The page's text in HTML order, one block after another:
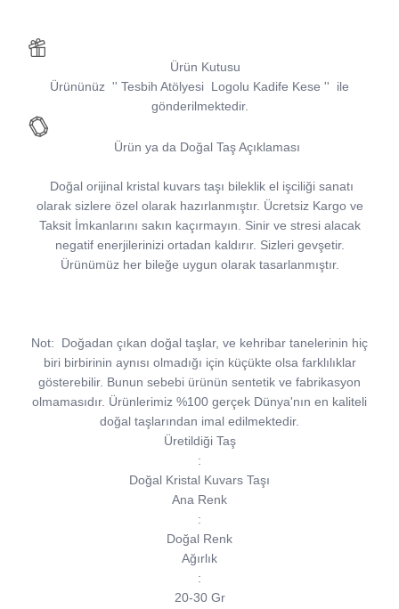
Ürün Kutusu
Ürününüz '' Tesbih Atölyesi Logolu Kadife Kese ''
ile
gönderilmektedir.
Ürün ya da Doğal Taş Açıklaması
Doğal orijinal kristal kuvars taşı bileklik el işciliği sanatı
olarak sizlere özel olarak hazırlanmıştır. Ücretsiz Kargo ve
Taksit İmkanlarını sakın kaçırmayın. Sinir ve stresi alacak
negatif enerjilerinizi ortadan kaldırır. Sizleri gevşetir.
Ürünümüz her bileğe uygun olarak tasarlanmıştır.
Not: Doğadan çıkan doğal taşlar, ve kehribar tanelerinin hiç
biri birbirinin aynısı olmadığı için küçükte olsa farklılıklar
gösterebilir. Bunun sebebi ürünün sentetik ve fabrikasyon
olmamasıdır. Ürünlerimiz %100 gerçek Dünya'nın en kaliteli
doğal taşlarından imal edilmektedir.
Üretildiği Taş
:
Doğal Kristal Kuvars Taşı
Ana Renk
:
Doğal Renk
Ağırlık
:
20-30 Gr